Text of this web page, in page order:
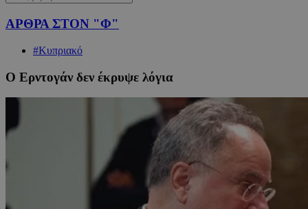
ΑΡΘΡΑ ΣΤΟΝ "Φ"
#Κυπριακό
Ο Ερντογάν δεν έκρυψε λόγια